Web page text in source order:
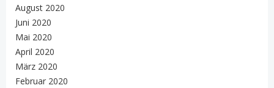
August 2020
Juni 2020
Mai 2020
April 2020
März 2020
Februar 2020